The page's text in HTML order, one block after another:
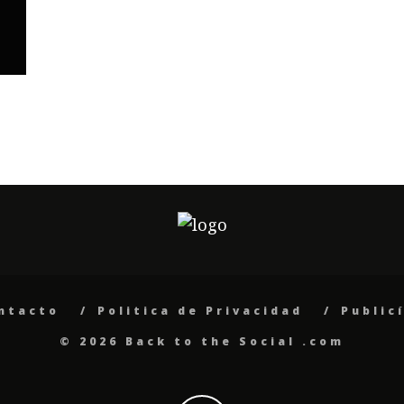
Politica de Privacidad
© 2026 Back to the Social .com